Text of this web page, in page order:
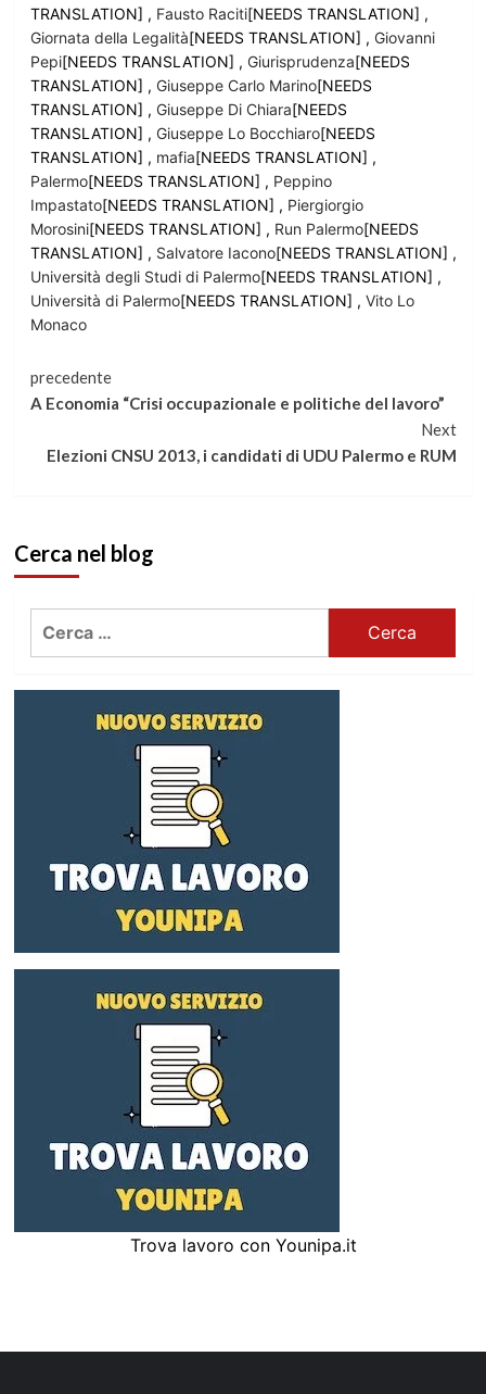
TRANSLATION] , Fausto Raciti[NEEDS TRANSLATION] ,
Giornata della Legalità[NEEDS TRANSLATION] , Giovanni
Pepi[NEEDS TRANSLATION] , Giurisprudenza[NEEDS
TRANSLATION] , Giuseppe Carlo Marino[NEEDS
TRANSLATION] , Giuseppe Di Chiara[NEEDS
TRANSLATION] , Giuseppe Lo Bocchiaro[NEEDS
TRANSLATION] , mafia[NEEDS TRANSLATION] ,
Palermo[NEEDS TRANSLATION] , Peppino
Impastato[NEEDS TRANSLATION] , Piergiorgio
Morosini[NEEDS TRANSLATION] , Run Palermo[NEEDS
TRANSLATION] , Salvatore Iacono[NEEDS TRANSLATION] ,
Università degli Studi di Palermo[NEEDS TRANSLATION] ,
Università di Palermo[NEEDS TRANSLATION] , Vito Lo
Monaco
Continua
leggere
precedente
A Economia “Crisi occupazionale e politiche del lavoro”
Next
Elezioni CNSU 2013, i candidati di UDU Palermo e RUM
Cerca nel blog
Trova lavoro con Younipa.it